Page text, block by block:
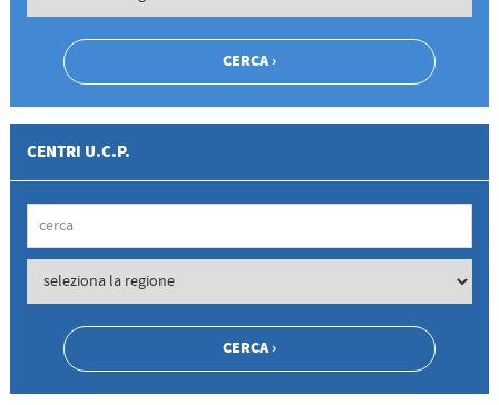
CENTRI U.C.P.